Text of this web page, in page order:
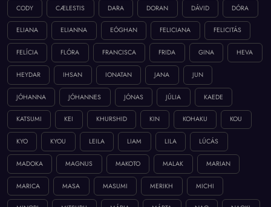
CODY CÆLESTIS DARA DORAN DÁVID DÓRA
ELIANA ELIANNA EÓGHAN FELICIANA FELICITÁS
FELÍCIA FLÓRA FRANCISCA FRIDA GINA HEVA
HEYDAR IHSAN IONATAN JANA JUN
JÓHANNA JÓHANNES JÓNAS JÚLIA KAEDE
KATSUMI KEI KHURSHID KIN KOHAKU KOU
KYO KYOU LEILA LIAM LILA LÚCÁS
MADOKA MAGNUS MAKOTO MALAK MARIAN
MARICA MASA MASUMI MERIKH MICHI